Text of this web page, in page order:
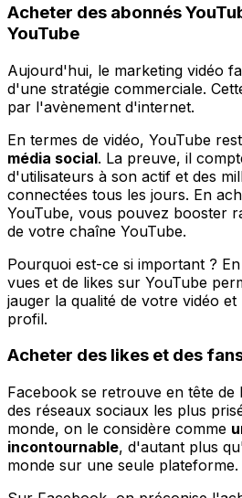
Acheter des abonnés
YouTube
Aujourd'hui, le marketing vidéo
d'une stratégie commerciale.
par l'avènement d'internet.
En termes de vidéo, YouTube
média social. La preuve, il
d'utilisateurs à son actif et des
connectées tous les jours. En
YouTube, vous pouvez booster
de votre chaîne YouTube.
Pourquoi est-ce si important ?
vues et de likes sur YouTube
jauger la qualité de votre vidéo
profil.
Acheter des likes et des
Facebook se retrouve en tête de
des réseaux sociaux les plus
monde, on le considère comme
incontournable, d'autant plus
monde sur une seule plateforme.